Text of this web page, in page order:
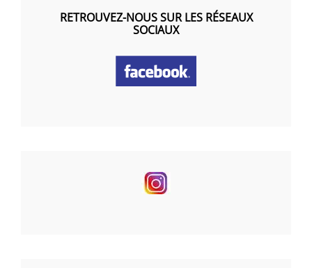
RETROUVEZ-NOUS SUR LES RÉSEAUX
SOCIAUX